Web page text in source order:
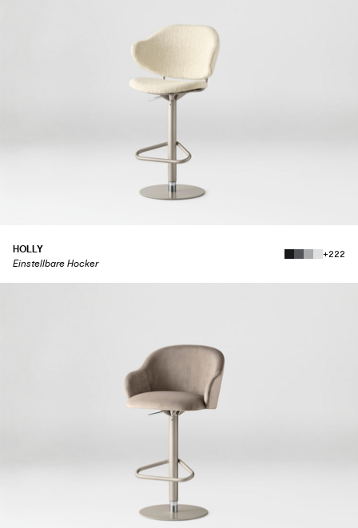
HOLLY
Einstellbare Hocker
+222